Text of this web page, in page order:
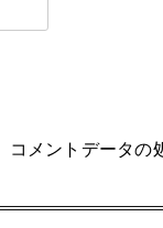
コメントデータの